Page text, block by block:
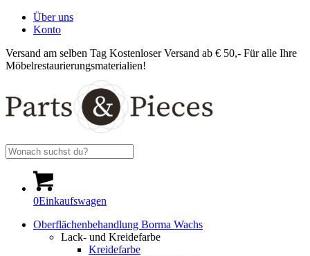
Über uns
Konto
Versand am selben Tag Kostenloser Versand ab € 50,- Für alle Ihre
Möbelrestaurierungsmaterialien!
0Einkaufswagen
Oberflächenbehandlung Borma Wachs
Lack- und Kreidefarbe
Kreidefarbe